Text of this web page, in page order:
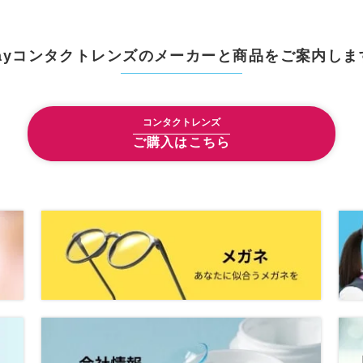
コンタクトレンズのメーカーと商品をご案内しま
コンタクトレンズ
ご購入はこちら